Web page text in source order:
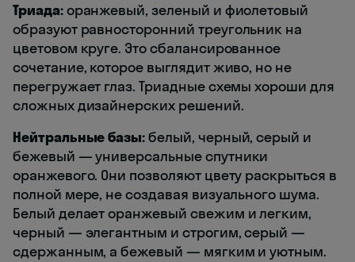
Триада:оранжевый, зеленый и фиолетовый
образуют равносторонний треугольник на
цветовом круге. Это сбалансированное
сочетание, которое выглядит живо, но не
перегружает глаз. Триадные схемы хороши для
сложных дизайнерских решений.
Нейтральные базы:белый, черный, серый и
бежевый — универсальные спутники
оранжевого. Они позволяют цвету раскрыться в
полной мере, не создавая визуального шума.
Белый делает оранжевый свежим и легким,
черный — элегантным и строгим, серый —
сдержанным, а бежевый — мягким и уютным.